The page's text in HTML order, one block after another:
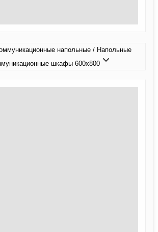
напольные / Напольные
шкафы 600x800